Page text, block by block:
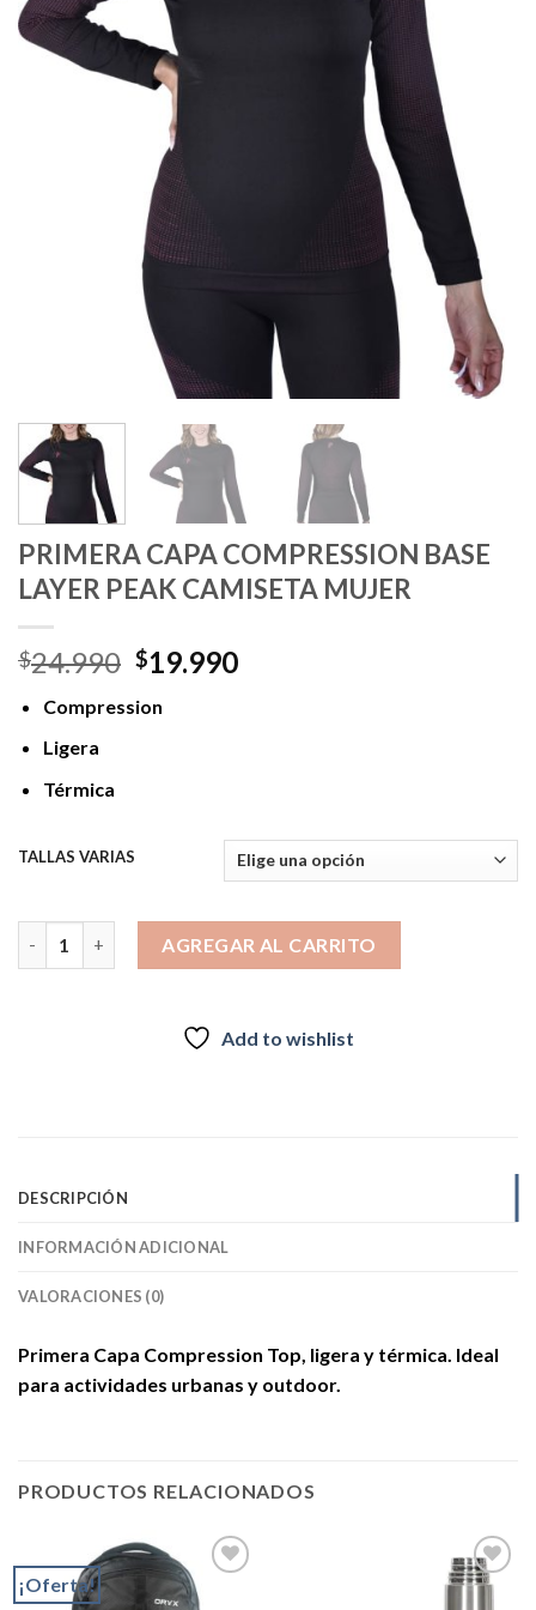
PRIMERA CAPA COMPRESSION BASE
LAYER PEAK CAMISETA MUJER
$24.990 El
original
$19.990El
Compression
Ligera
Térmica
TALLAS VARIAS
AGREGAR AL CARRITO
Add to wishlist
DESCRIPCIÓN
INFORMACIÓN ADICIONAL
VALORACIONES (0)
Primera Capa Compression Top, ligera y térmica. Ideal
para actividades urbanas y outdoor.
PRODUCTOS RELACIONADOS
¡Oferta!